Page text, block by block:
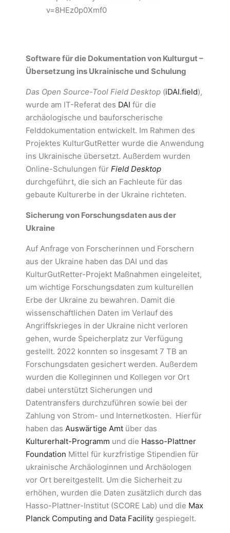
v=8HEz0p0Xmf0
Software für die Dokumentation von Kulturgut –
Übersetzung ins Ukrainische und Schulung
Das Open Source-Tool Field Desktop (iDAI.field),
wurde am IT-Referat des DAI für die
archäologische und bauforscherische
Felddokumentation entwickelt. Im Rahmen des
Projektes KulturGutRetter wurde die Anwendung
ins Ukrainische übersetzt. Außerdem wurden
Online-Schulungen für Field Desktop
durchgeführt, die sich an Fachleute für das
gebaute Kulturerbe in der Ukraine richteten.
Sicherung von Forschungsdaten aus der
Ukraine
Auf Anfrage von Forscherinnen und Forschern
aus der Ukraine haben das DAI und das
KulturGutRetter-Projekt Maßnahmen eingeleitet,
um wichtige Forschungsdaten zum kulturellen
Erbe der Ukraine zu bewahren. Damit die
wissenschaftlichen Daten im Verlauf des
Angriffskrieges in der Ukraine nicht verloren
gehen, wurde Speicherplatz zur Verfügung
gestellt. 2022 konnten so insgesamt 7 TB an
Forschungsdaten gesichert werden. Außerdem
wurden die Kolleginnen und Kollegen vor Ort
dabei unterstützt Sicherungen und
Datentransfers durchzuführen sowie bei der
Zahlung von Strom- und Internetkosten. Hierfür
haben das Auswärtige Amt über das
Kulturerhalt-Programm und die Hasso-Plattner
Foundation Mittel für kurzfristige Stipendien für
ukrainische Archäologinnen und Archäologen
vor Ort bereitgestellt. Um die Sicherheit zu
erhöhen, wurden die Daten zusätzlich durch das
Hasso-Plattner-Institut (SCORE Lab) und die Max
Planck Computing and Data Facility gespiegelt.